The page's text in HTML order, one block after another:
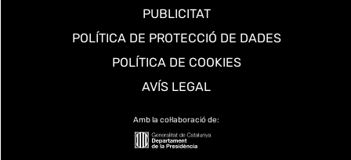
PUBLICITAT
POLÍTICA DE PROTECCIÓ DE DADES
POLÍTICA DE COOKIES
AVÍS LEGAL
Amb la col·laboració de: